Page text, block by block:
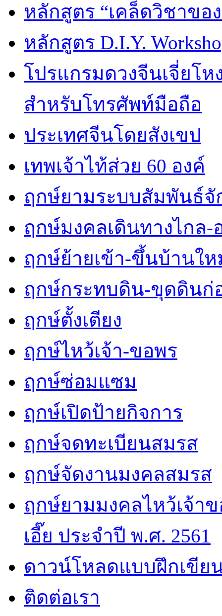
หลักสูตร “เคล็ดวิชาขอ
หลักสูตร D.I.Y.
โปรแกรมดวงจีนเจี่ยโห
สำหรับโทรศัพท์มือถือ
ประเทศจีนโดยสังเขป
เทพเจ้าไท้ส่วย 60 องค์
ฤกษ์ยามระบบสัมพันธ์จั
ฤกษ์มงคลเดินทางไกล-
ฤกษ์ย้ายเข้า-ขึ้นบ้านใ
ฤกษ์กระทบดิน-ขุดดินก่
ฤกษ์ตั้งเตียง
ฤกษ์ไหว้เจ้า-ขอพร
ฤกษ์ซ่อมแซม
ฤกษ์เปิดป้ายกิจการ
ฤกษ์จดทะเบียนสมรส
ฤกษ์จัดงานมงคลสมรส
ฤกษ์ยามมงคลไหว้เจ้า
เอี๊ย ประจำปี พ.ศ. 2561
ดาวน์โหลดแบบฝึกเขีย
ติดต่อเรา